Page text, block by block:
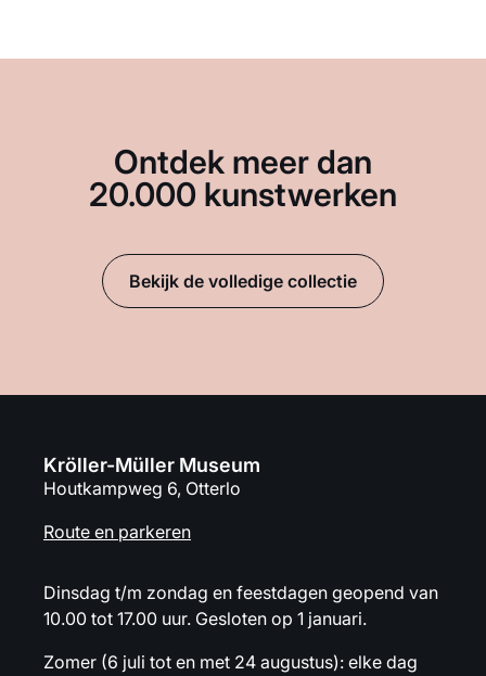
Ontdek meer dan
20.000 kunstwerken
Bekijk de volledige collectie
Kröller-Müller Museum
Houtkampweg 6, Otterlo
Route en parkeren
Dinsdag t/m zondag en feestdagen geopend van
10.00 tot 17.00 uur. Gesloten op 1 januari.
Zomer (6 juli tot en met 24 augustus): elke dag